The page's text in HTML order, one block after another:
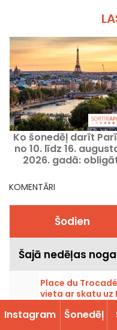
Ko šonedēļ darīt
no 10. līdz 16.
2026. gadā:
KOMENTĀRI
Šodien
Šajā nedēļas
Place du
vieta ar skatu uz
Trokadero
un tajā ir daudz
pasākumu. Tā
Instagram Šonedēļ